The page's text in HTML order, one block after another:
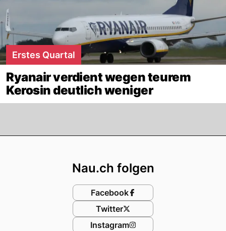
Erstes Quartal
Ryanair verdient wegen teurem
Kerosin deutlich weniger
Nau.ch folgen
Facebook
Twitter
Instagram